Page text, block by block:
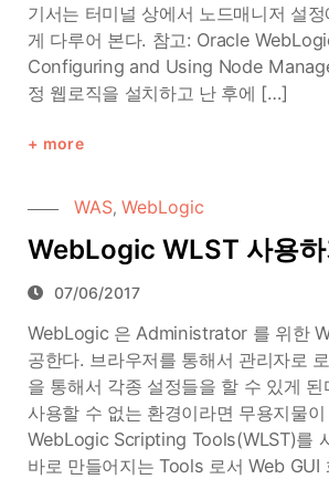
기서는 터미널 상에서 노드매니저 설
게 다루어 본다. 참고: Oracle
Configuring and Using Node
정 웹로직을 설치하고 난 후에 […]
more
WAS, WebLogic
WebLogic WLST 사용
07/06/2017
WebLogic 은 Administrator 를 위한
공한다. 브라우저를 통해서 관리자로
을 통해서 각종 설정들을 할 수 있게
사용할 수 없는 환경이라면 무용지물
WebLogic Scripting Tools(WLST)를
바로 만들어지는 Tools 로서 Web GUI